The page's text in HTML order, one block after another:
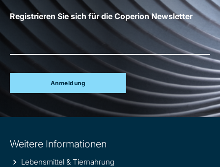
Registrieren Sie sich für die Coperion Newsletter
Anmeldung
information
Weitere Informationen
Lebensmittel & Tiernahrung